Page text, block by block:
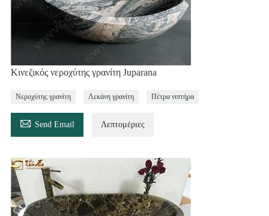
Κινεζικός νεροχύτης γρανίτη Juparana
Νεροχύτης γρανίτη Λεκάνη γρανίτη Πέτρα νιπτήρα
 Send Email Λεπτομέριες